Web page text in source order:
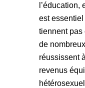
l’éducation,
est
tiennent pas
de
réussissent
revenus